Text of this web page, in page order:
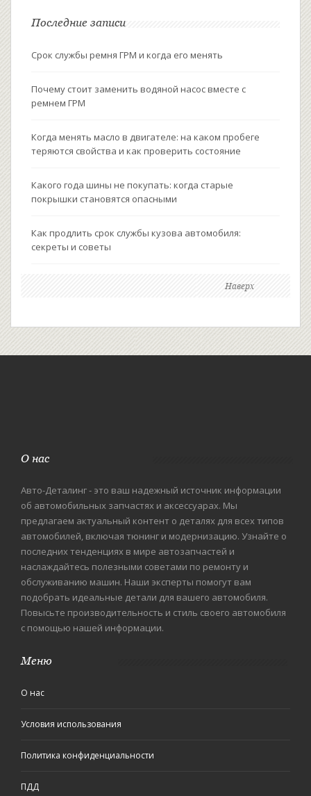
Последние записи
Срок службы ремня ГРМ и когда его менять
Почему стоит заменить водяной насос вместе с
ремнем ГРМ
Когда менять масло в двигателе: на каком пробеге
теряются свойства и как проверить состояние
Какого года шины не покупать: когда старые
покрышки становятся опасными
Как продлить срок службы кузова автомобиля:
секреты и советы
Наверх
О нас
Авто-Деталинг - это ваш надежный источник информации
об автомобильных запчастях и аксессуарах. Мы
предлагаем актуальный контент о деталях для всех типов
автомобилей, включая тюнинг и модернизацию. Узнайте о
последних тенденциях в мире автозапчастей и
наслаждайтесь полезными советами по ремонту и
обслуживанию машин. Наши эксперты помогут вам
подобрать идеальные детали для вашего автомобиля.
Повысьте производительность и стиль своего автомобиля
с помощью нашей информации.
Меню
О нас
Условия использования
Политика конфиденциальности
ПДД